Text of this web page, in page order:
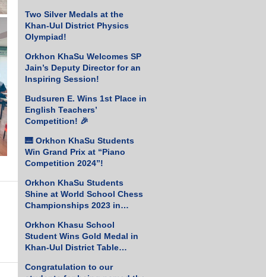
Two Silver Medals at the
Khan-Uul District Physics
Olympiad!
Orkhon KhaSu Welcomes SP
Jain’s Deputy Director for an
Inspiring Session!
Budsuren E. Wins 1st Place in
English Teachers’
Competition! 🎉
🎹 Orkhon KhaSu Students
Win Grand Prix at “Piano
Competition 2024”!
Orkhon KhaSu Students
Shine at World School Chess
Championships 2023 in
Orkhon Khasu School
Student Wins Gold Medal in
Khan-Uul District Table
Congratulation to our